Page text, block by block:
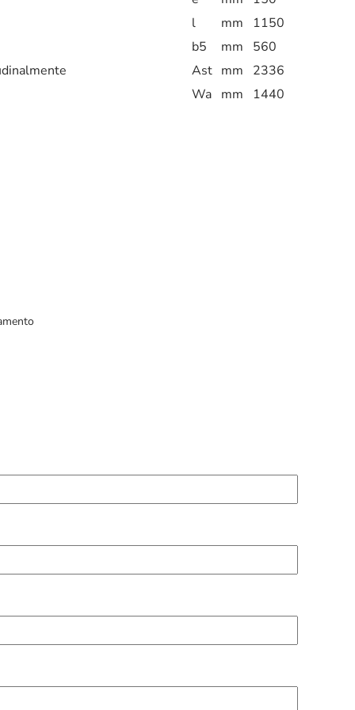
l
mm
1150
b5
mm
560
Ast mm
2336
Wa mm 1440